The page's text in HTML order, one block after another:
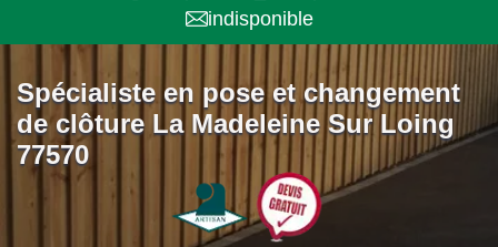
indisponible
Spécialiste en pose et changement
de clôture La Madeleine Sur Loing
77570